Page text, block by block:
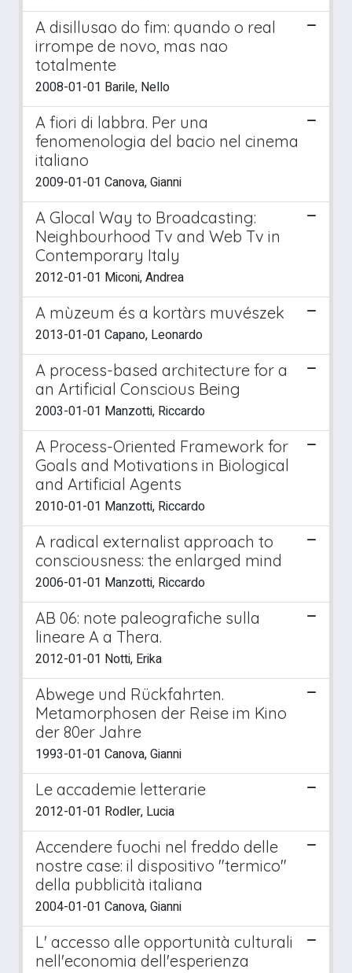
A disillusao do fim: quando o real
irrompe de novo, mas nao
totalmente
2008-01-01 Barile, Nello
A fiori di labbra. Per una
fenomenologia del bacio nel cinema
italiano
2009-01-01 Canova, Gianni
A Glocal Way to Broadcasting:
Neighbourhood Tv and Web Tv in
Contemporary Italy
2012-01-01 Miconi, Andrea
A mùzeum és a kortàrs muvészek
2013-01-01 Capano, Leonardo
A process-based architecture for a
an Artificial Conscious Being
2003-01-01 Manzotti, Riccardo
A Process-Oriented Framework for
Goals and Motivations in Biological
and Artificial Agents
2010-01-01 Manzotti, Riccardo
A radical externalist approach to
consciousness: the enlarged mind
2006-01-01 Manzotti, Riccardo
AB 06: note paleografiche sulla
lineare A a Thera.
2012-01-01 Notti, Erika
Abwege und Rückfahrten.
Metamorphosen der Reise im Kino
der 80er Jahre
1993-01-01 Canova, Gianni
Le accademie letterarie
2012-01-01 Rodler, Lucia
Accendere fuochi nel freddo delle
nostre case: il dispositivo "termico"
della pubblicità italiana
2004-01-01 Canova, Gianni
L' accesso alle opportunità culturali
nell'economia dell'esperienza